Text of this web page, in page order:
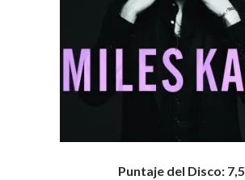
Puntaje del Disco: 7,5